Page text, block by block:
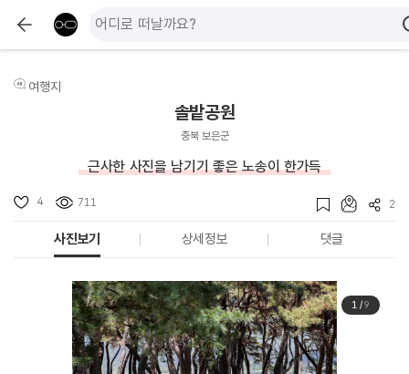
여행지
솔밭공원
충북 보은군
근사한 사진을 남기기 좋은 노송이 한가득
4 711 2
사진보기 상세정보 댓글
1/9